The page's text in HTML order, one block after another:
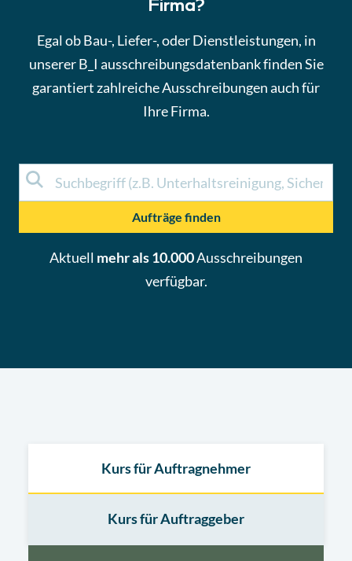
Firma?
Egal ob Bau-, Liefer-, oder Dienstleistungen, in
unserer B_I ausschreibungsdatenbank finden Sie
garantiert zahlreiche Ausschreibungen auch für
Ihre Firma.
Aufträge finden
Aktuell mehr als 10.000Ausschreibungen
verfügbar.
Kurs für Auftragnehmer
Kurs für Auftraggeber